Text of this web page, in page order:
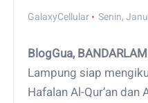
GalaxyCellular Senin,
BlogGua,
Lampung siap
Hafalan Al-Qur’an